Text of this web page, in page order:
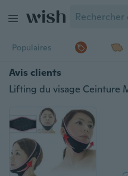
Populaires
Avis clients